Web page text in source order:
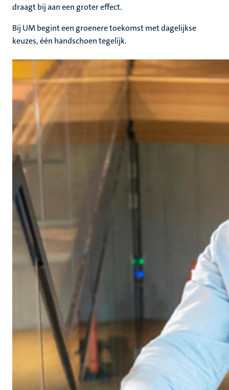
draagt bij aan een groter effect.
Bij UM begint een groenere toekomst met dagelijkse
keuzes, één handschoen tegelijk.